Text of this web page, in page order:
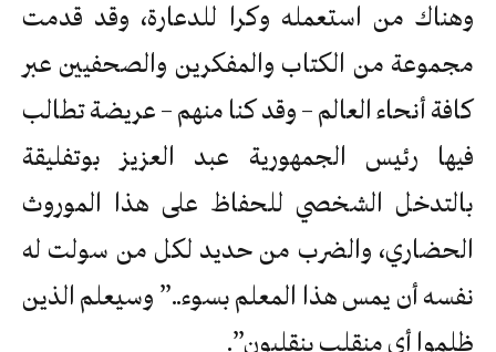
وهناك من استعمله وكرا للدعارة، وقد قدمت
مجموعة من الكتاب والمفكرين والصحفيين عبر
كافة أنحاء العالم – وقد كنا منهم – عريضة تطالب
فيها رئيس الجمهورية عبد العزيز بوتفليقة
بالتدخل الشخصي للحفاظ على هذا الموروث
الحضاري، والضرب من حديد لكل من سولت له
نفسه أن يمس هذا المعلم بسوء..” وسيعلم الذين
ظلموا أي منقلب ينقلبون”.